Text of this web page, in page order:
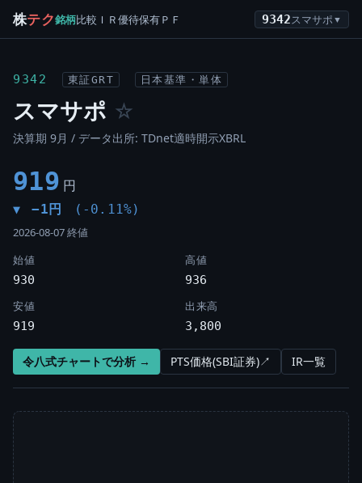
株テク銘柄比較 ＩＲ優待保有ＰＦ 9342スマサポ ▼
9342 東証GRT 日本基準・単体
スマサポ ☆
決算期 9月 / データ出所: TDnet適時開示XBRL
919 円
▼ −1円 (-0.11%)
2026-08-07 終値
始値
930
高値
936
安値
919
出来高
3,800
令八式チャートで分析 → PTS価格(SBI証券)↗ IR一覧